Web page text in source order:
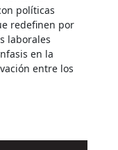
políticas
redefinen por
laborales
en la
entre los